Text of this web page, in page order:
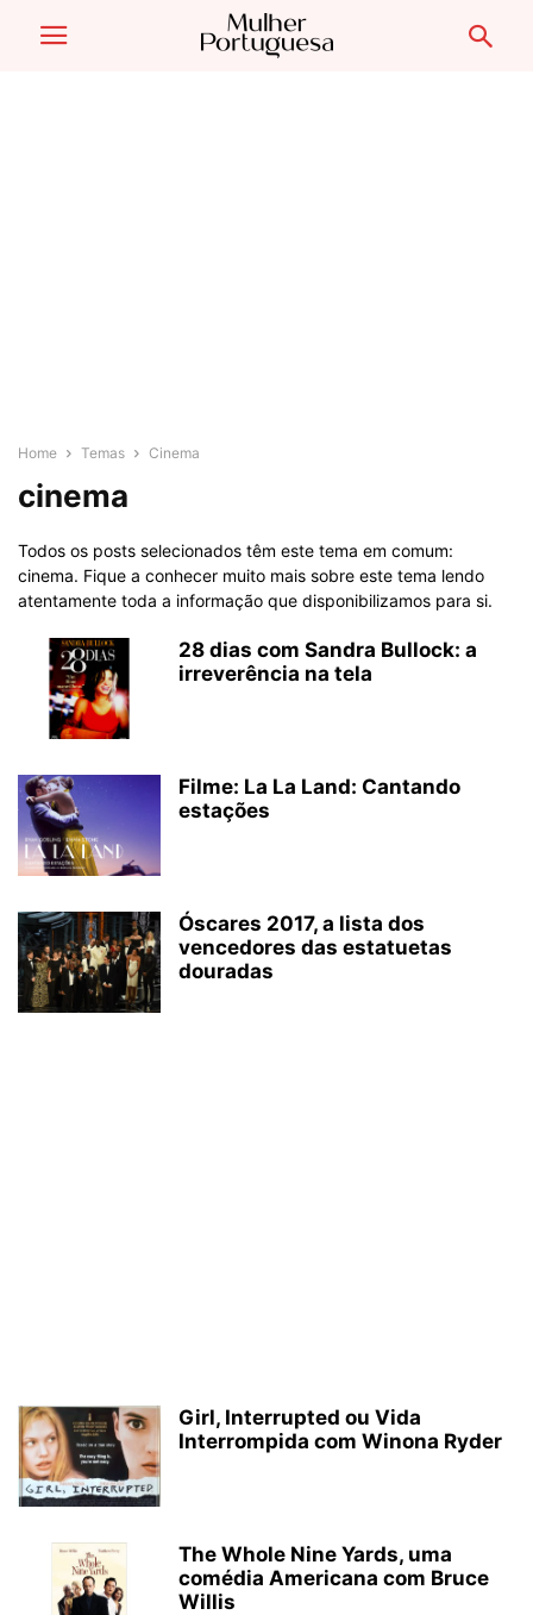
Home Temas Cinema
cinema
Todos os posts selecionados têm este tema em comum:
cinema. Fique a conhecer muito mais sobre este tema lendo
atentamente toda a informação que disponibilizamos para si.
28 dias com Sandra Bullock: a
irreverência na tela
Filme: La La Land: Cantando
estações
Óscares 2017, a lista dos
vencedores das estatuetas
douradas
Girl, Interrupted ou Vida
Interrompida com Winona Ryder
The Whole Nine Yards, uma
comédia Americana com Bruce
Willis